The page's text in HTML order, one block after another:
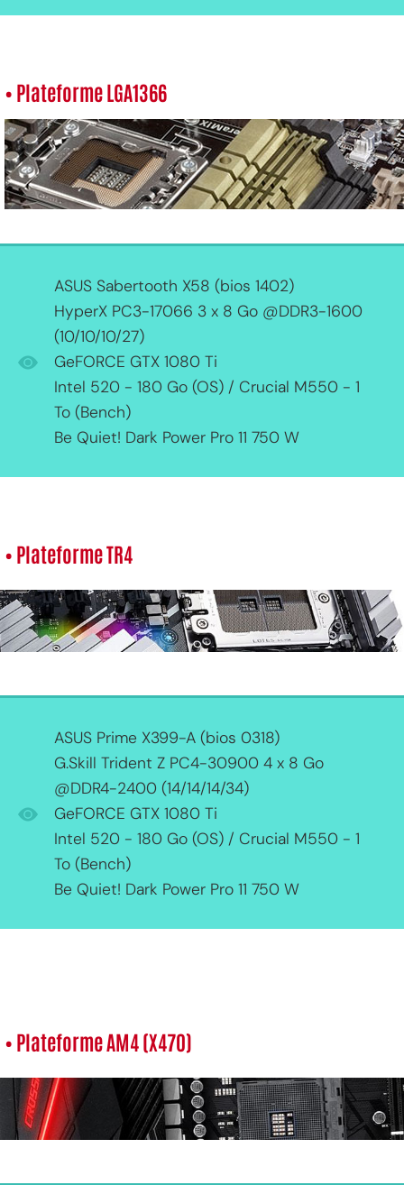
• Plateforme LGA1366
ASUS Sabertooth X58 (bios 1402)
HyperX PC3-17066 3 x 8 Go @DDR3-1600
(10/10/10/27)
GeFORCE GTX 1080 Ti
Intel 520 - 180 Go (OS) / Crucial M550 - 1
To (Bench)
Be Quiet! Dark Power Pro 11 750 W
• Plateforme TR4
ASUS Prime X399-A (bios 0318)
G.Skill Trident Z PC4-30900 4 x 8 Go
@DDR4-2400 (14/14/14/34)
GeFORCE GTX 1080 Ti
Intel 520 - 180 Go (OS) / Crucial M550 - 1
To (Bench)
Be Quiet! Dark Power Pro 11 750 W
• Plateforme AM4 (X470)